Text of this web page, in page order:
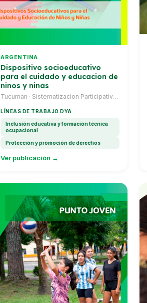
ARGENTINA
Dispositivo socioeducativo
para el cuidado y educacion de
ninos y ninas
Tucuman · Sistematizacion Participativa
LÍNEAS DE TRABAJO DYA
Inclusión educativa y formación técnica
ocupacional
Protección y promoción de derechos
Ver publicación →